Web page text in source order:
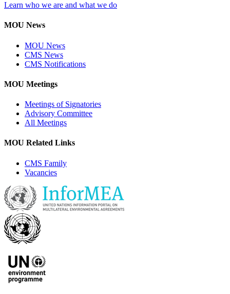
Learn who we are and what we do
MOU News
MOU News
CMS News
CMS Notifications
MOU Meetings
Meetings of Signatories
Advisory Committee
All Meetings
MOU Related Links
CMS Family
Vacancies